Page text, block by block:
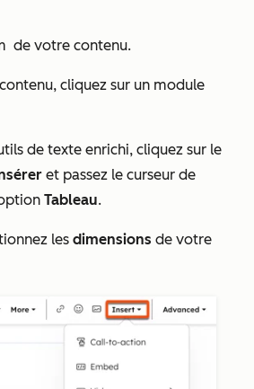
de votre contenu.
cliquez sur un module
de texte enrichi, cliquez sur le
et passez le curseur de
Tableau.
les dimensions de votre